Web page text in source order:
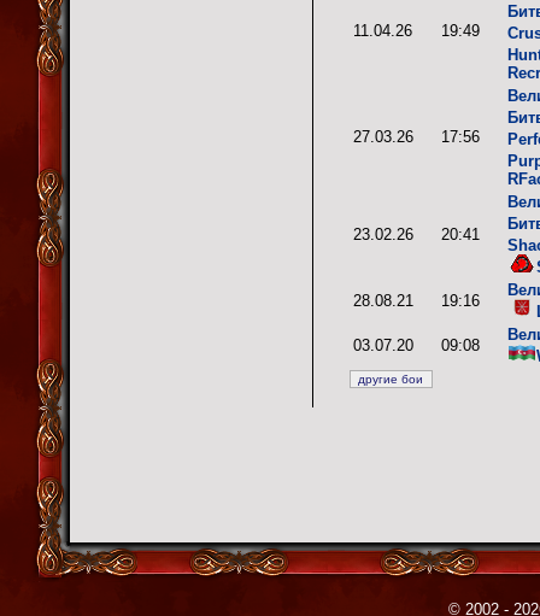
11.04.26 19:49
27.03.26 17:56
23.02.26 20:41
28.08.21
19:16
03.07.20
09:08
© 2002 -